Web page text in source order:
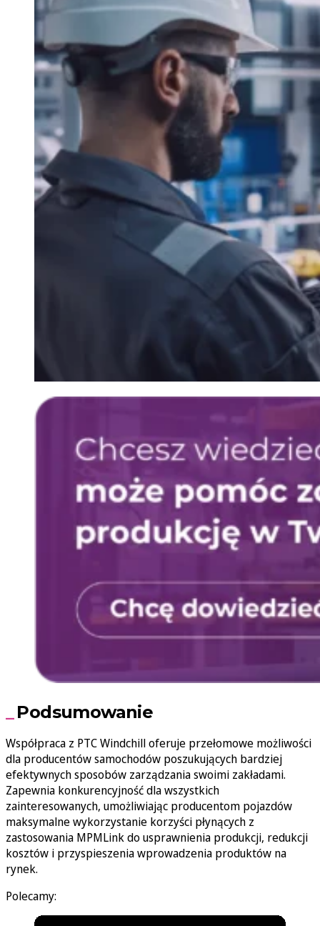
Podsumowanie
Współpraca z PTC Windchill oferuje przełomowe możliwości
dla producentów samochodów poszukujących bardziej
efektywnych sposobów zarządzania swoimi zakładami.
Zapewnia konkurencyjność dla wszystkich
zainteresowanych, umożliwiając producentom pojazdów
maksymalne wykorzystanie korzyści płynących z
zastosowania MPMLink do usprawnienia produkcji, redukcji
kosztów i przyspieszenia wprowadzenia produktów na
rynek.
Polecamy: